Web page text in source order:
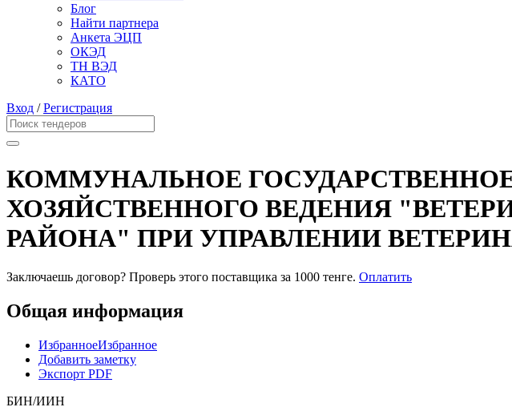
Блог
Найти партнера
Анкета ЭЦП
ОКЭД
ТН ВЭД
КАТО
Вход /Регистрация
КОММУНАЛЬНОЕ
ХОЗЯЙСТВЕННОГО ВЕДЕНИЯ
РАЙОНА" ПРИ УПРАВЛЕНИИ
Заключаешь договор? Проверь этого поставщика за 1000 тенге. Оплатить
Общая информация
ИзбранноеИзбранное
Добавить заметку
Экспорт PDF
БИН/ИИН